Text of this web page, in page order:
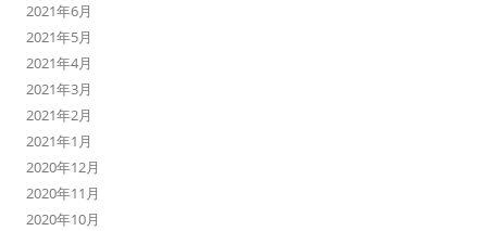
2021年6月
2021年5月
2021年4月
2021年3月
2021年2月
2021年1月
2020年12月
2020年11月
2020年10月